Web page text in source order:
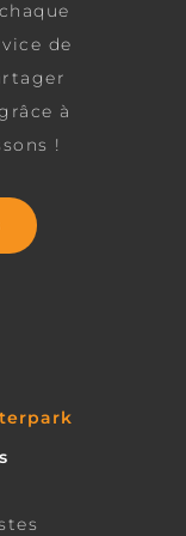
de
à
!